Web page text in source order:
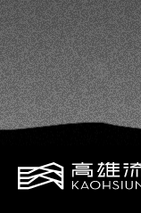
瑤